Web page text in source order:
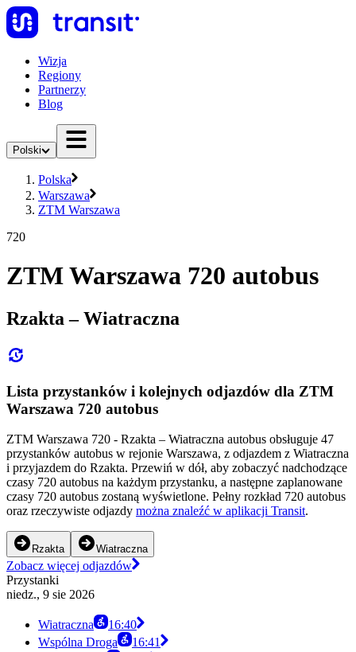
Wizja
Regiony
Partnerzy
Blog
Polski
Polska
Warszawa
ZTM Warszawa
720
ZTM Warszawa 720 autobus
Rzakta – Wiatraczna
Lista przystanków i kolejnych odjazdów dla ZTM
Warszawa 720 autobus
ZTM Warszawa 720 - Rzakta – Wiatraczna autobus obsługuje 47
przystanków autobus w rejonie Warszawa, z odjazdem z Wiatraczna
i przyjazdem do Rzakta. Przewiń w dół, aby zobaczyć nadchodzące
czasy 720 autobus na każdym przystanku, a następne zaplanowane
czasy 720 autobus zostaną wyświetlone. Pełny rozkład 720 autobus
oraz rzeczywiste odjazdy można znaleźć w aplikacji Transit.
Rzakta Wiatraczna
Zobacz więcej odjazdów
Przystanki
niedz., 9 sie 2026
Wiatraczna
16:40
Wspólna Droga
16:41